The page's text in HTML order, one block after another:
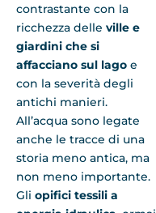
contrastante con la
ricchezza delle ville e
giardini che si
affacciano sul lago e
con la severità degli
antichi manieri.
All’acqua sono legate
anche le tracce di una
storia meno antica, ma
non meno importante.
Gli opifici tessili a